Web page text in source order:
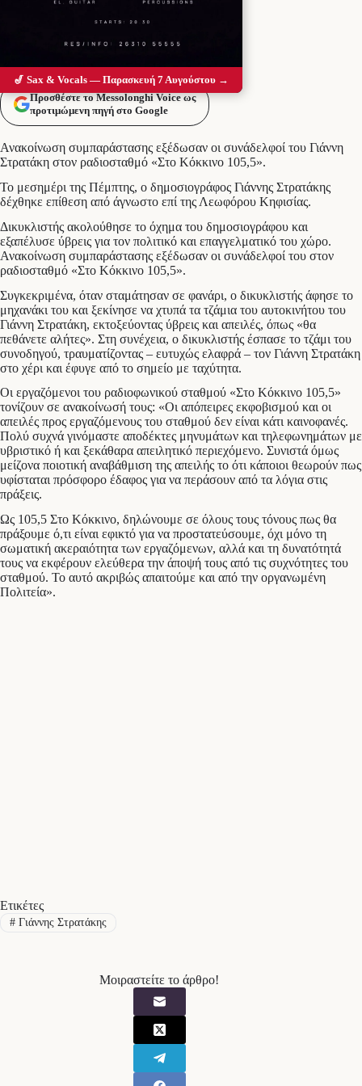
Προσθέστε το Messolonghi Voice ως
προτιμώμενη πηγή στο Google
Ανακοίνωση συμπαράστασης εξέδωσαν οι συνάδελφοί του Γιάννη
Στρατάκη στον ραδιοσταθμό «Στο Κόκκινο 105,5».
Το μεσημέρι της Πέμπτης, ο δημοσιογράφος Γιάννης Στρατάκης
δέχθηκε επίθεση από άγνωστο επί της Λεωφόρου Κηφισίας.
Δικυκλιστής ακολούθησε το όχημα του δημοσιογράφου και
εξαπέλυσε ύβρεις για τον πολιτικό και επαγγελματικό του χώρο.
Ανακοίνωση συμπαράστασης εξέδωσαν οι συνάδελφοί του στον
ραδιοσταθμό «Στο Κόκκινο 105,5».
Συγκεκριμένα, όταν σταμάτησαν σε φανάρι, ο δικυκλιστής άφησε το
μηχανάκι του και ξεκίνησε να χτυπά τα τζάμια του αυτοκινήτου του
Γιάννη Στρατάκη, εκτοξεύοντας ύβρεις και απειλές, όπως «θα
πεθάνετε αλήτες». Στη συνέχεια, ο δικυκλιστής έσπασε το τζάμι του
συνοδηγού, τραυματίζοντας – ευτυχώς ελαφρά – τον Γιάννη Στρατάκη
στο χέρι και έφυγε από το σημείο με ταχύτητα.
Οι εργαζόμενοι του ραδιοφωνικού σταθμού «Στο Κόκκινο 105,5»
τονίζουν σε ανακοίνωσή τους: «Οι απόπειρες εκφοβισμού και οι
απειλές προς εργαζόμενους του σταθμού δεν είναι κάτι καινοφανές.
Πολύ συχνά γινόμαστε αποδέκτες μηνυμάτων και τηλεφωνημάτων με
υβριστικό ή και ξεκάθαρα απειλητικό περιεχόμενο. Συνιστά όμως
μείζονα ποιοτική αναβάθμιση της απειλής το ότι κάποιοι θεωρούν πως
υφίσταται πρόσφορο έδαφος για να περάσουν από τα λόγια στις
πράξεις.
Ως 105,5 Στο Κόκκινο, δηλώνουμε σε όλους τους τόνους πως θα
πράξουμε ό,τι είναι εφικτό για να προστατεύσουμε, όχι μόνο τη
σωματική ακεραιότητα των εργαζόμενων, αλλά και τη δυνατότητά
τους να εκφέρουν ελεύθερα την άποψή τους από τις συχνότητες του
σταθμού. Το αυτό ακριβώς απαιτούμε και από την οργανωμένη
Πολιτεία».
Ετικέτες
#Γιάννης Στρατάκης
Μοιραστείτε το άρθρο!
🎷 Sax & Vocals — Παρασκευή 7 Αυγούστου →